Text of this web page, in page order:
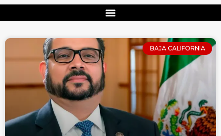
BAJA CALIFORNIA